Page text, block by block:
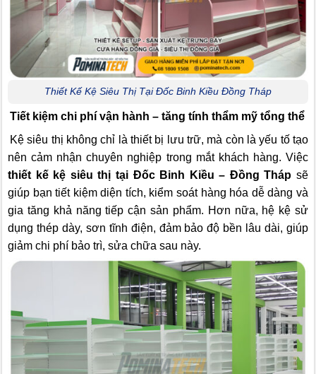
Thiết Kế Kệ Siêu Thị Tại Đốc Binh Kiều Đồng Tháp
Tiết kiệm chi phí vận hành – tăng tính thẩm mỹ tổng thể
Kệ siêu thị không chỉ là thiết bị lưu trữ, mà còn là yếu tố tạo
nên cảm nhận chuyên nghiệp trong mắt khách hàng. Việc
thiết kế kệ siêu thị tại Đốc Binh Kiều – Đồng Tháp sẽ
giúp bạn tiết kiệm diện tích, kiểm soát hàng hóa dễ dàng và
gia tăng khả năng tiếp cận sản phẩm. Hơn nữa, hệ kệ sử
dụng thép dày, sơn tĩnh điện, đảm bảo độ bền lâu dài, giúp
giảm chi phí bảo trì, sửa chữa sau này.